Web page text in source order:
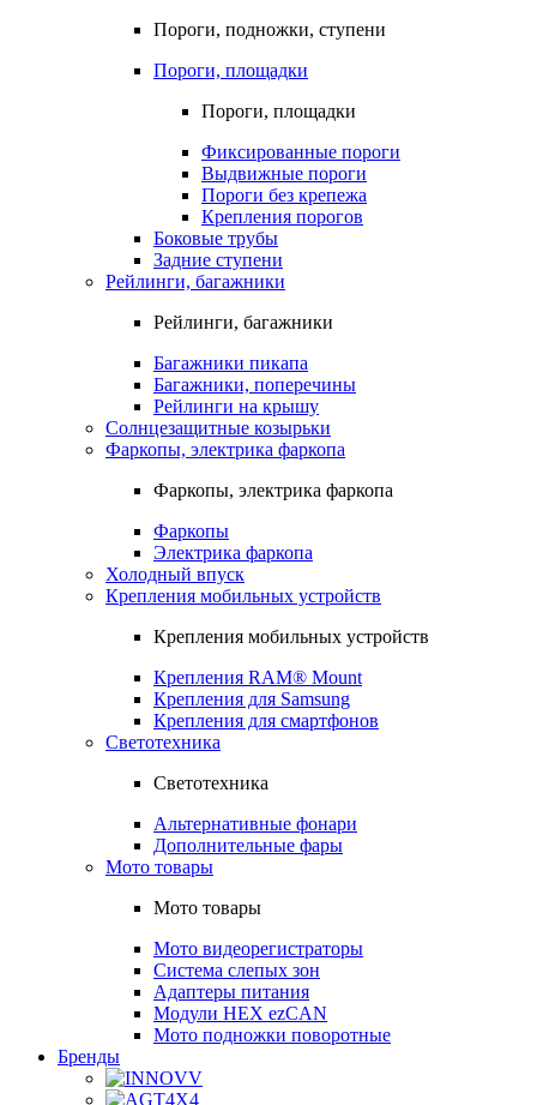
Пороги, подножки, ступени
Пороги, площадки
Пороги, площадки
Фиксированные пороги
Выдвижные пороги
Пороги без крепежа
Крепления порогов
Боковые трубы
Задние ступени
Рейлинги, багажники
Рейлинги, багажники
Багажники пикапа
Багажники, поперечины
Рейлинги на крышу
Солнцезащитные козырьки
Фаркопы, электрика фаркопа
Фаркопы, электрика фаркопа
Фаркопы
Электрика фаркопа
Холодный впуск
Крепления мобильных устройств
Крепления мобильных устройств
Крепления RAM® Mount
Крепления для Samsung
Крепления для смартфонов
Светотехника
Светотехника
Альтернативные фонари
Дополнительные фары
Мото товары
Мото товары
Мото видеорегистраторы
Система слепых зон
Адаптеры питания
Модули HEX ezCAN
Мото подножки поворотные
Бренды